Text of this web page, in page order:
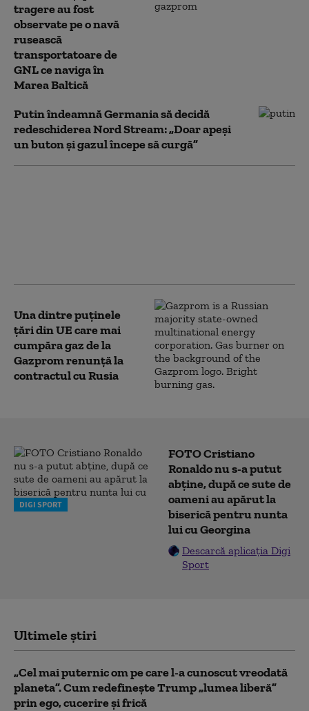
tragere au fost
observate pe o navă
rusească
transportatoare de
GNL ce naviga în
Marea Baltică
Putin îndeamnă Germania să decidă
redeschiderea Nord Stream: „Doar apeși
un buton și gazul începe să curgă”
Una dintre puținele
țări din UE care mai
cumpăra gaz de la
Gazprom renunță la
contractul cu Rusia
DIGI SPORT
FOTO Cristiano
Ronaldo nu s-a putut
abține, după ce sute de
oameni au apărut la
biserică pentru nunta
lui cu Georgina
Descarcă aplicația Digi
Sport
Ultimele știri
„Cel mai puternic om pe care l-a cunoscut vreodată
planeta”. Cum redefinește Trump „lumea liberă”
prin ego, cucerire și frică